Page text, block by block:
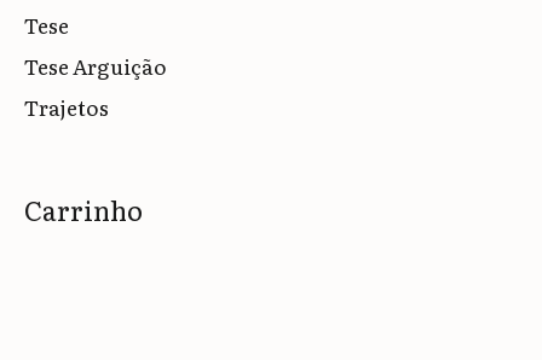
Tese
Tese Arguição
Trajetos
Carrinho